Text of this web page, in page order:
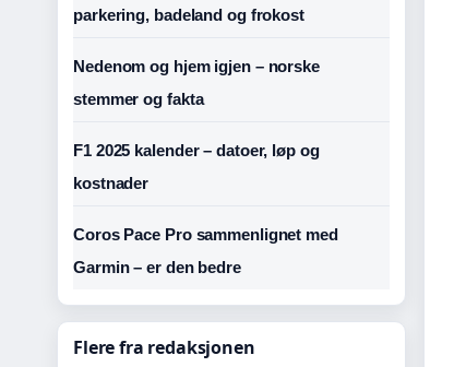
parkering, badeland og frokost
Nedenom og hjem igjen – norske
stemmer og fakta
F1 2025 kalender – datoer, løp og
kostnader
Coros Pace Pro sammenlignet med
Garmin – er den bedre
Flere fra redaksjonen